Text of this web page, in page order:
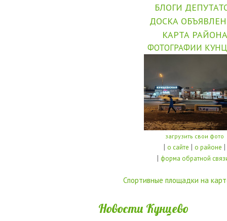
БЛОГИ
ДОСКА
КАРТА РАЙОНА
ФОТОГРАФИИ
загрузить свои фото
| о сайте | о районе |
| форма обратной
Спортивные площадки на
Новости Кунцево